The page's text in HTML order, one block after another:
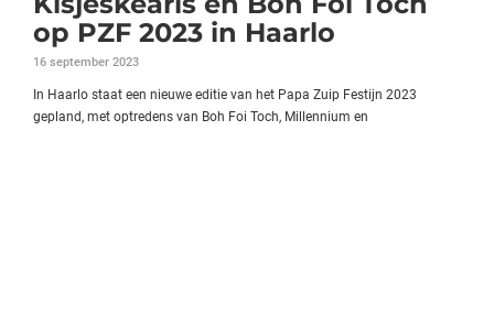
op PZF 2023 in Haarlo
16 september 2023
In Haarlo staat een nieuwe editie van het Papa Zuip Festijn 2023
gepland, met optredens van Boh Foi Toch, Millennium en